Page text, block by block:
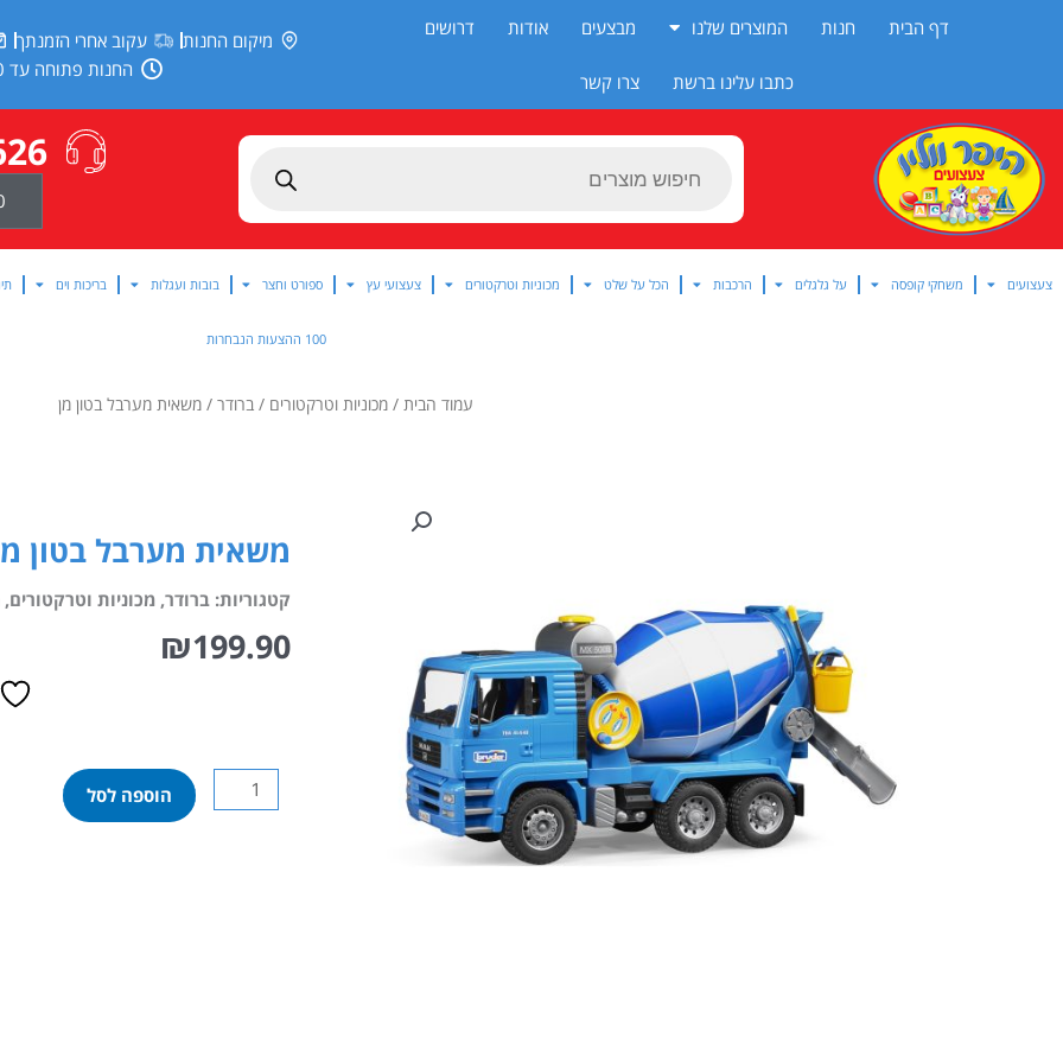
דף הבית חנות המוצרים שלנו מבצעים אודות דרושים
כתבו עלינו ברשת צרו קשר
מיקום החנות עקוב אחרי הזמנתך
החנות פתוחה עד 20:00
Products
צעצועים משחקי קופסה על גלגלים הרכבות הכל על שלט מכוניות וטרקטורים צעצועי עץ ספורט וחצר בובות ועגלות בריכות וים
100 ההצעות הנבחרות
עמוד הבית / מכוניות וטרקטורים / ברודר / משאית מערבל בטון מן
משאית מערבל בטון
קטגוריות:ברודר,מכוניות וטרקטורים,
₪199.90
כמות
של
הוספה לסל